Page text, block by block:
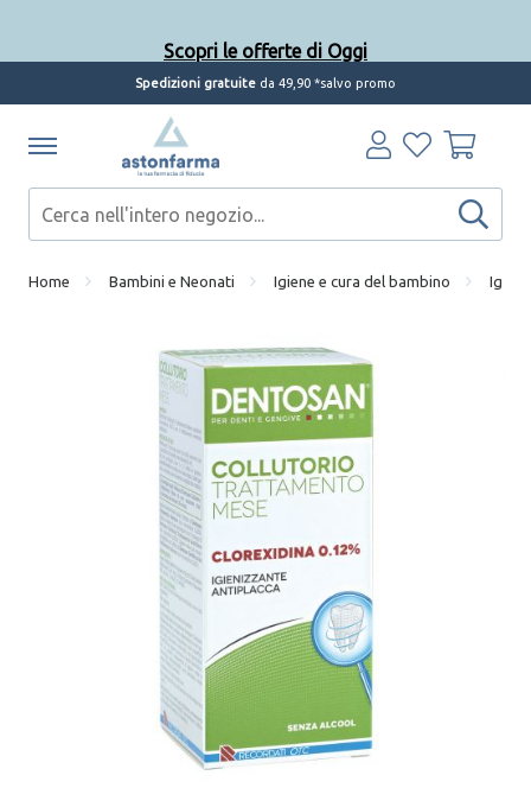
Spedizioni gratuite da 49,90 *salvo promo
Home Bambini e Neonati Igiene e cura del bambino